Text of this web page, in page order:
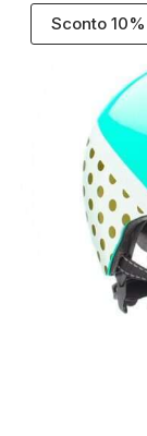
Sconto 10%